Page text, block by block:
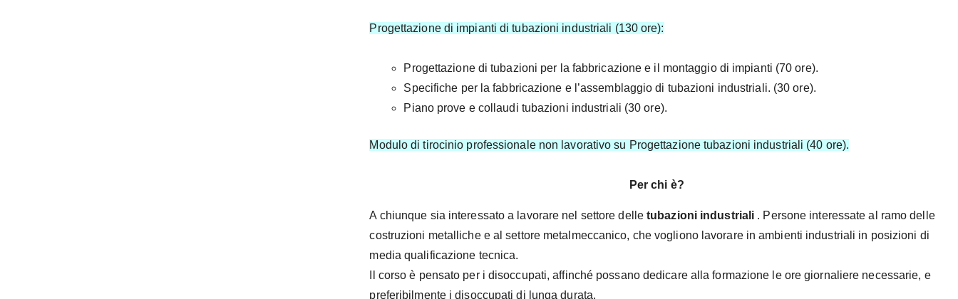
Progettazione di impianti di tubazioni industriali (130 ore):
Progettazione di tubazioni per la fabbricazione e il montaggio di impianti (70 ore).
Specifiche per la fabbricazione e l’assemblaggio di tubazioni industriali. (30 ore).
Piano prove e collaudi tubazioni industriali (30 ore).
Modulo di tirocinio professionale non lavorativo su Progettazione tubazioni industriali (40 ore).
Per chi è?
A chiunque sia interessato a lavorare nel settore delletubazioni industriali . Persone interessate al ramo delle
costruzioni metalliche e al settore metalmeccanico, che vogliono lavorare in ambienti industriali in posizioni di
media qualificazione tecnica.
Il corso è pensato per i disoccupati, affinché possano dedicare alla formazione le ore giornaliere necessarie, e
preferibilmente i disoccupati di lunga durata.